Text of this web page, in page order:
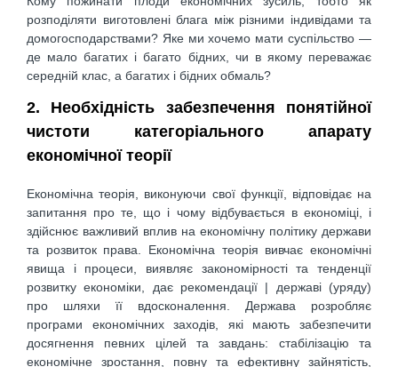
розподіляти виготовлені блага між різними індивідами та
домогосподарствами? Яке ми хочемо мати суспільство —
де мало багатих і багато бідних, чи в якому переважає
середній клас, а багатих і бідних обмаль?
2. Необхідність забезпечення понятійної
чистоти категоріального апарату
економічної теорії
Економічна теорія, виконуючи свої функції, відповідає на
запитання про те, що і чому відбувається в економіці, і
здійснює важливий вплив на економічну політику держави
та розвиток права. Економічна теорія вивчає економічні
явища і процеси, виявляє закономірності та тенденції
розвитку економіки, дає рекомендації | державі (уряду)
про шляхи її вдосконалення. Держава розробляє
програми економічних заходів, які мають забезпечити
досягнення певних цілей та завдань: стабілізацію та
економічне зростання, повну та ефективну зайнятість,